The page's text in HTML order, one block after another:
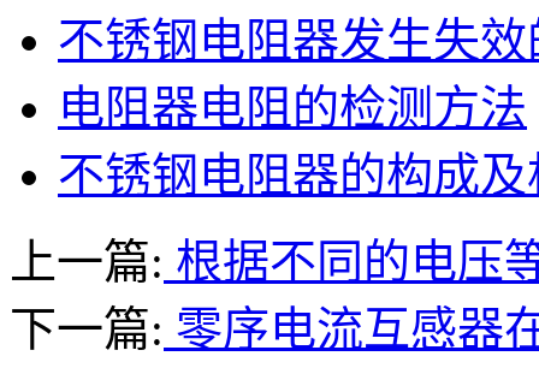
不锈钢电阻器发生失
电阻器电阻的检测方法
不锈钢电阻器的构成
上一篇: 根据不同的电压
下一篇: 零序电流互感器